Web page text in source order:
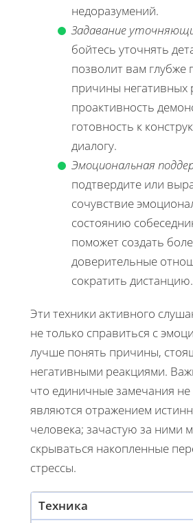
недоразумений.
Задавание
бойтесь уточнять
позволит вам глубже
причины негативных
проактивность
готовность к
диалогу.
Эмоциональная
подтвердите или
сочувствие
состоянию
поможет создать
доверительные
сократить дистанцию.
Эти техники активного
не только справиться с
лучше понять причины,
негативными реакциями.
что единичные замечания не
являются отражением
человека; зачастую за ними
скрываться накопленные
стрессы.
Техника